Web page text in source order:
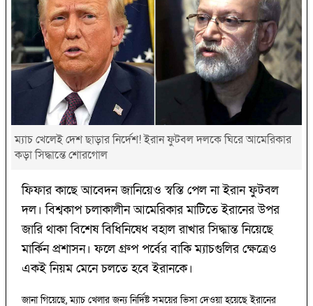
ম্যাচ খেলেই দেশ ছাড়ার নির্দেশ! ইরান ফুটবল দলকে ঘিরে আমেরিকার
কড়া সিদ্ধান্তে শোরগোল
ফিফার কাছে আবেদন জানিয়েও স্বস্তি পেল না ইরান ফুটবল
দল। বিশ্বকাপ চলাকালীন আমেরিকার মাটিতে ইরানের উপর
জারি থাকা বিশেষ বিধিনিষেধ বহাল রাখার সিদ্ধান্ত নিয়েছে
মার্কিন প্রশাসন। ফলে গ্রুপ পর্বের বাকি ম্যাচগুলির ক্ষেত্রেও
একই নিয়ম মেনে চলতে হবে ইরানকে।
জানা গিয়েছে, ম্যাচ খেলার জন্য নির্দিষ্ট সময়ের ভিসা দেওয়া হয়েছে ইরানের